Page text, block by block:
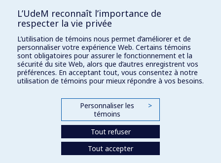
Fichiers :
Document
Word :
ACCESSIBLE UNIQUEMENT À L’ÉQUIPE
DE RECHERCHE
PDF
(original) :
ACCESSIBLE UNIQUEMENT À L’ÉQUIPE
DE RECHERCHE
ACCESSIBLE UNIQUEMENT À L’ÉQUIPE
DE RECHERCHE
L’UdeM reconnaît l’importance de
respecter la vie privée
L’utilisation de témoins nous permet d’améliorer et de
personnaliser votre expérience Web. Certains témoins
sont obligatoires pour assurer le fonctionnement et la
sécurité du site Web, alors que d’autres enregistrent vos
préférences. En acceptant tout, vous consentez à notre
utilisation de témoins pour mieux répondre à vos besoins.
Personnaliser les
témoins
>
Tout refuser
Tout accepter